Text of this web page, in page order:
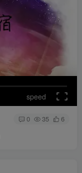
speed
0 35 6